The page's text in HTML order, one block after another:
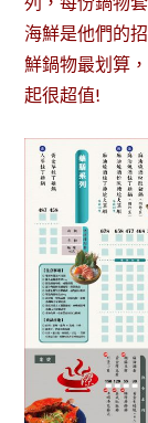
海鮮是他們的
鮮鍋物最划算
起很超值!